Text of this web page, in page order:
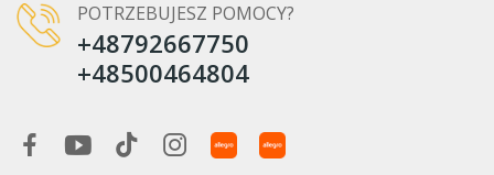
POTRZEBUJESZ POMOCY?
+48792667750
+48500464804